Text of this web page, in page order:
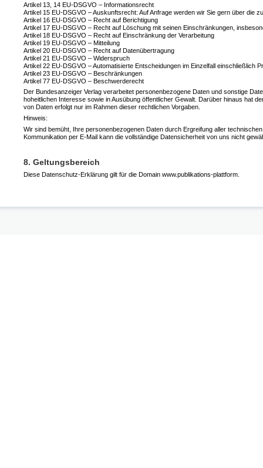
Artikel 13, 14 EU-DSGVO – Informationsrecht
Artikel 15 EU-DSGVO – Auskunftsrecht: Auf Anfrage werden wir Sie gern über die
Artikel 16 EU-DSGVO – Recht auf Berichtigung
Artikel 17 EU-DSGVO – Recht auf Löschung mit seinen Einschränkungen,
Artikel 18 EU-DSGVO – Recht auf Einschränkung der Verarbeitung
Artikel 19 EU-DSGVO – Mitteilung
Artikel 20 EU-DSGVO – Recht auf Datenübertragung
Artikel 21 EU-DSGVO – Widerspruch
Artikel 22 EU-DSGVO – Automatisierte Entscheidungen im Einzelfall einschließlich
Artikel 23 EU-DSGVO – Beschränkungen
Artikel 77 EU-DSGVO – Beschwerderecht
Der Bundesanzeiger Verlag verarbeitet personenbezogene Daten und sonstige
hoheitlichen Interesse sowie in Ausübung öffentlicher Gewalt. Darüber hinaus hat
von Daten erfolgt nur im Rahmen dieser rechtlichen Vorgaben.
Hinweis:
Wir sind bemüht, Ihre personenbezogenen Daten durch Ergreifung aller
Kommunikation per E-Mail kann die vollständige Datensicherheit von uns nicht
8. Geltungsbereich
Diese Datenschutz-Erklärung gilt für die Domain www.publikations-plattform.